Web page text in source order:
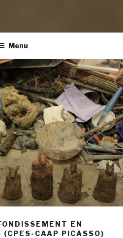
Menu
EN
CAAP PICASSO)